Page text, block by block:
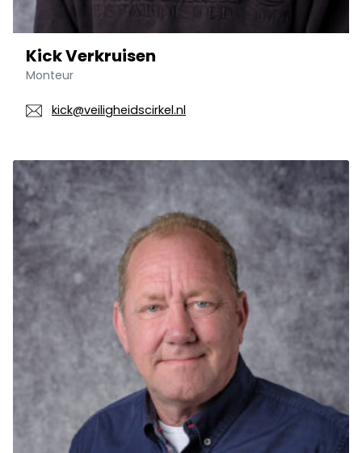
Kick Verkruisen
Monteur
kick@veiligheidscirkel.nl